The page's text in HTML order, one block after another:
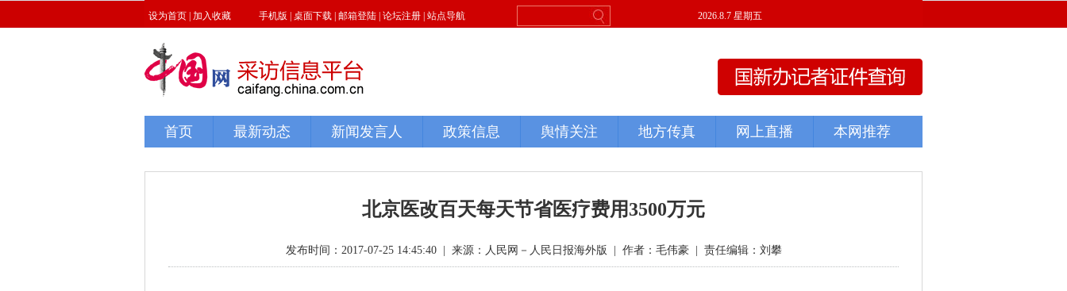
北京医改百天每天节省医疗费用3500万元
发布时间：2017-07-25 14:45:40| 来源：人民网－人民日报海外版 作者：毛伟豪| 责任编辑：刘攀